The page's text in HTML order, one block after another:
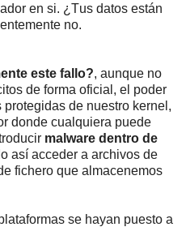
en si. ¿Tus datos están
no.
este fallo?, aunque no
de forma oficial, el poder
de nuestro kernel,
donde cualquiera puede
malware dentro de
así acceder a archivos de
fichero que almacenemos
se hayan puesto a